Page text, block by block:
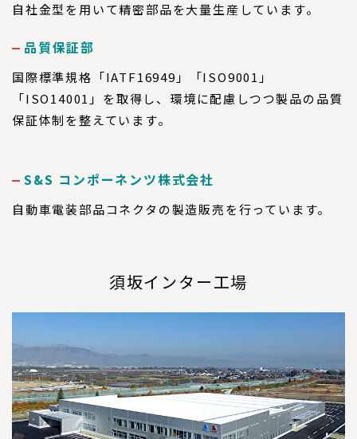
自社金型を用いて精密部品を大量生産しています。
品質保証部
国際標準規格 「IATF16949」「ISO9001」
「ISO14001」を取得し、環境に配慮しつつ製品の品質
保証体制を整えています。
S&S コンポーネンツ株式会社
自動車電装部品コネクタの製造販売を行っています。
須坂インター工場